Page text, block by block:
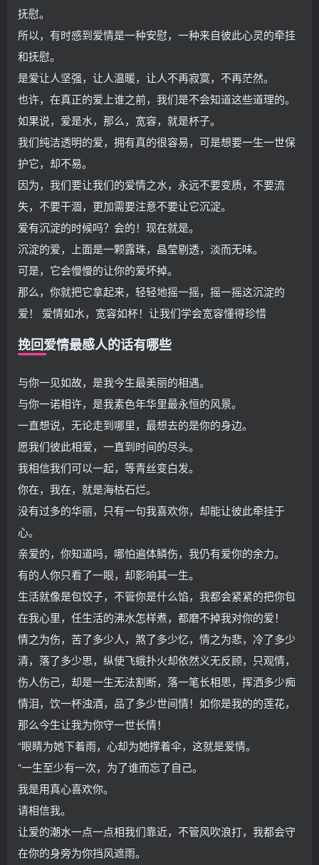
抚慰。
所以，有时感到爱情是一种安慰，一种来自彼此心灵的牵挂
和抚慰。
是爱让人坚强，让人温暖，让人不再寂寞，不再茫然。
也许，在真正的爱上谁之前，我们是不会知道这些道理的。
如果说，爱是水，那么，宽容，就是杯子。
我们纯洁透明的爱，拥有真的很容易，可是想要一生一世保
护它，却不易。
因为，我们要让我们的爱情之水，永远不要变质，不要流
失，不要干涸，更加需要注意不要让它沉淀。
爱有沉淀的时候吗？会的！现在就是。
沉淀的爱，上面是一颗露珠，晶莹剔透，淡而无味。
可是，它会慢慢的让你的爱坏掉。
那么，你就把它拿起来，轻轻地摇一摇，摇一摇这沉淀的
爱！ 爱情如水，宽容如杯！让我们学会宽容懂得珍惜
挽回爱情最感人的话有哪些
与你一见如故，是我今生最美丽的相遇。
与你一诺相许，是我素色年华里最永恒的风景。
一直想说，无论走到哪里，最想去的是你的身边。
愿我们彼此相爱，一直到时间的尽头。
我相信我们可以一起，等青丝变白发。
你在，我在，就是海枯石烂。
没有过多的华丽，只有一句我喜欢你，却能让彼此牵挂于
心。
亲爱的，你知道吗，哪怕遍体鳞伤，我仍有爱你的余力。
有的人你只看了一眼，却影响其一生。
生活就像是包饺子，不管你是什么馅，我都会紧紧的把你包
在我心里，任生活的沸水怎样煮，都磨不掉我对你的爱！
情之为伤，苦了多少人，煞了多少忆，情之为悲，冷了多少
清，落了多少思，纵使飞蛾扑火却依然义无反顾，只观情，
伤人伤己，却是一生无法割断，落一笔长相思，挥洒多少痴
情泪，饮一杯浊酒，品了多少世间情！如你是我的的莲花，
那么今生让我为你守一世长情！
“眼睛为她下着雨，心却为她撑着伞，这就是爱情。
“一生至少有一次，为了谁而忘了自己。
我是用真心喜欢你。
请相信我。
让爱的潮水一点一点相我们靠近，不管风吹浪打，我都会守
在你的身旁为你挡风遮雨。